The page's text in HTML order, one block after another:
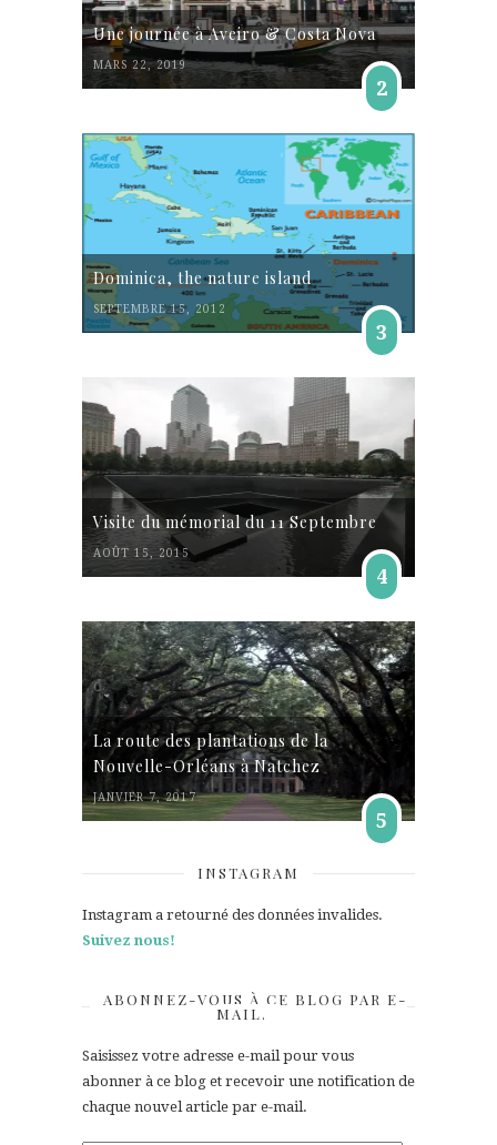
Une journée à Aveiro & Costa Nova
MARS 22, 2019
2
Dominica, the nature island
SEPTEMBRE 15, 2012
3
Visite du mémorial du 11 Septembre
AOÛT 15, 2015
4
La route des plantations de la
Nouvelle-Orléans à Natchez
JANVIER 7, 2017
5
INSTAGRAM
Instagram a retourné des données invalides.
Suivez nous!
ABONNEZ-VOUS À CE BLOG PAR E-
MAIL.
Saisissez votre adresse e-mail pour vous
abonner à ce blog et recevoir une notification de
chaque nouvel article par e-mail.